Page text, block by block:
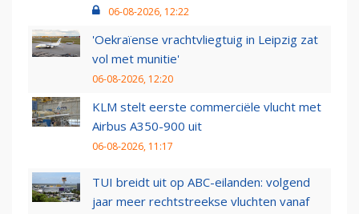
06-08-2026, 12:22
'Oekraïense vrachtvliegtuig in Leipzig zat
vol met munitie'
06-08-2026, 12:20
KLM stelt eerste commerciële vlucht met
Airbus A350-900 uit
06-08-2026, 11:17
TUI breidt uit op ABC-eilanden: volgend
jaar meer rechtstreekse vluchten vanaf